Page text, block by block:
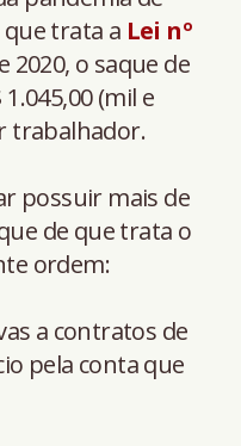
que trata a Lei nº
2020, o saque de
(mil e
trabalhador.
possuir mais de
de que trata o
ordem:
a contratos de
pela conta que